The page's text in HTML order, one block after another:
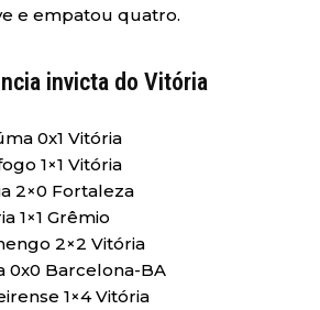
e empatou quatro.
invicta do Vitória
0x1 Vitória
1×1 Vitória
2×0 Fortaleza
1×1 Grêmio
2×2 Vitória
0x0 Barcelona-BA
1×4 Vitória